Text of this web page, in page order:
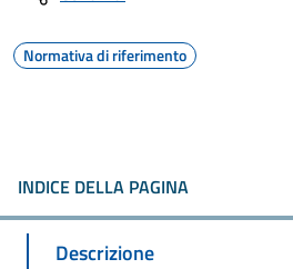
Normativa di riferimento
INDICE DELLA PAGINA
Descrizione